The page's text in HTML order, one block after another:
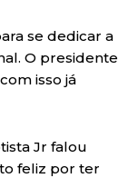
se dedicar a
O presidente
isso já
Jr falou
feliz por ter